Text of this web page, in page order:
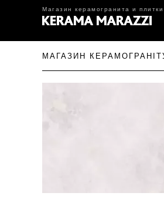
Магазин керамогранита и плитки
МАГАЗИН